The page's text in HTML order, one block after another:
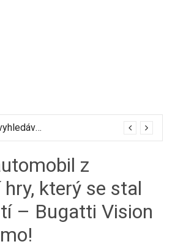
Jak efektivně vyhledávat letenky přes Skyscanner
z
který se stal
– Bugatti Vision